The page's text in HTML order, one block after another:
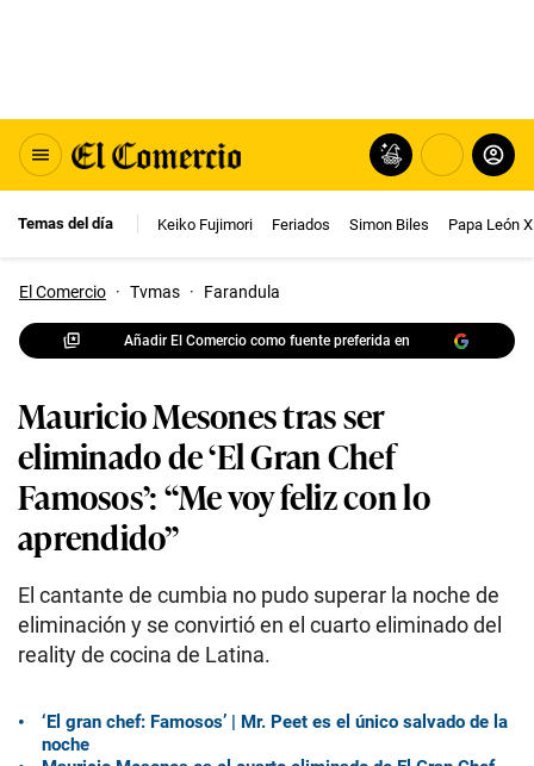
Temas del día Keiko Fujimori Feriados Simon Biles Papa León
El Comercio · Tvmas · Farandula
Añadir El Comercio como fuente preferida en
Mauricio Mesones tras ser
eliminado de ‘El Gran Chef
Famosos’: “Me voy feliz con lo
aprendido”
El cantante de cumbia no pudo superar la noche de
eliminación y se convirtió en el cuarto eliminado del
reality de cocina de Latina.
‘El gran chef: Famosos’ | Mr. Peet es el único salvado de la
noche